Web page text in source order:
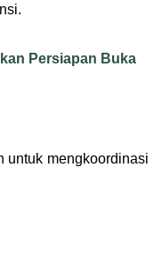
Persiapan Buka
untuk mengkoordinasi